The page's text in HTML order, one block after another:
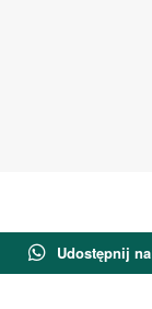
Udostępnij